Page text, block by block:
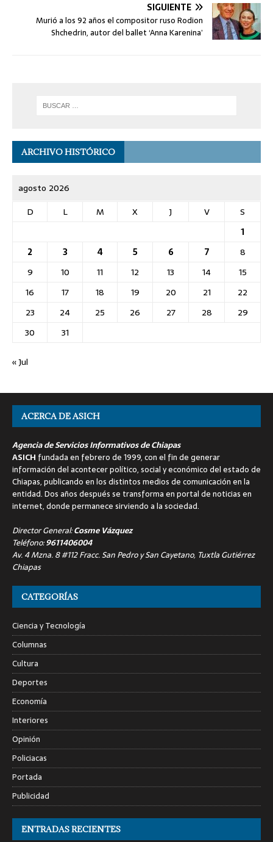
SIGUIENTE
Murió a los 92 años el compositor ruso Rodion
Shchedrin, autor del ballet ‘Anna Karenina’
ARCHIVO HISTÓRICO
agosto 2026
D
L M X J V
S
1
2
3 4 5 6 7
8
9
10 11 12 13 14
15
16
17 18 19 20 21
22
23
24 25 26 27 28
29
30
31
« Jul
ACERCA DE ASICH
Agencia de Servicios Informativos de Chiapas
ASICH fundada en febrero de 1999, con el fin de generar
información del acontecer político, social y económico del estado de
Chiapas, publicando en los distintos medios de comunicación en la
entidad. Dos años después se transforma en portal de noticias en
internet, donde permanece sirviendo a la sociedad.
Director General:Cosme Vázquez
Teléfono:9611406004
Av. 4 Mzna. 8 #112 Fracc. San Pedro y San Cayetano, Tuxtla Gutiérrez
Chiapas
CATEGORÍAS
Ciencia y Tecnología
Columnas
Cultura
Deportes
Economía
Interiores
Opinión
Policiacas
Portada
Publicidad
ENTRADAS RECIENTES